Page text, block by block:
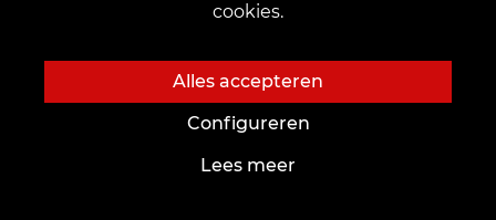
cookies.
Alles accepteren
Configureren
Lees meer